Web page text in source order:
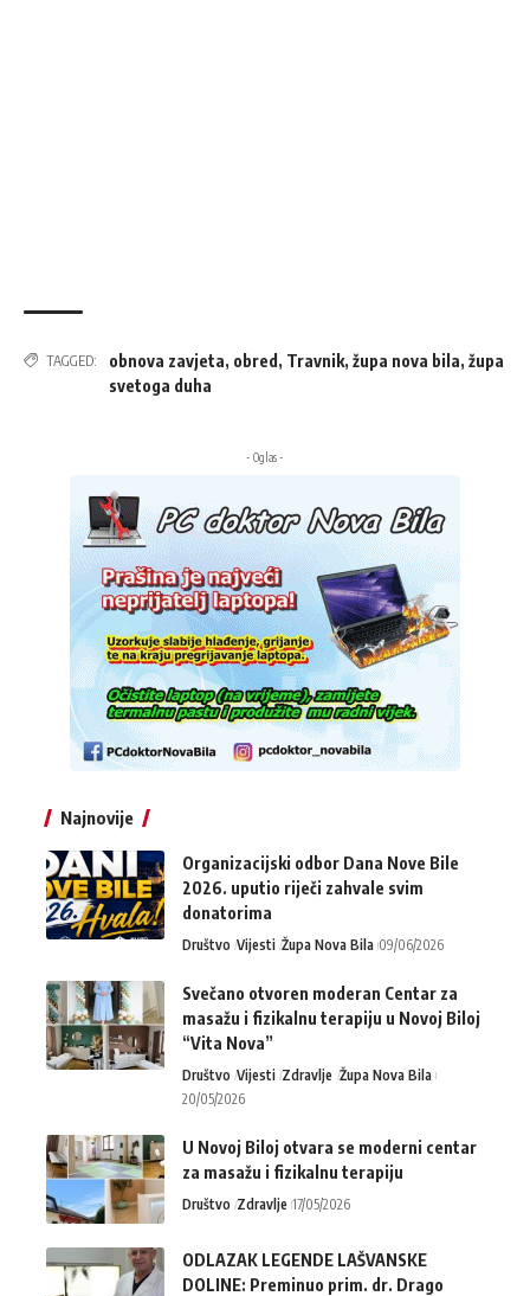
TAGGED: obnova zavjeta, obred , Travnik, župa nova bila, župa
svetoga duha
- Oglas -
Najnovije
Organizacijski odbor Dana Nove Bile
2026. uputio riječi zahvale svim
donatorima
Društvo Vijesti Župa Nova Bila 09/06/2026
Svečano otvoren moderan Centar za
masažu i fizikalnu terapiju u Novoj Biloj
“Vita Nova”
Društvo Vijesti Zdravlje Župa Nova Bila
20/05/2026
U Novoj Biloj otvara se moderni centar
za masažu i fizikalnu terapiju
Društvo Zdravlje 17/05/2026
ODLAZAK LEGENDE LAŠVANSKE
DOLINE: Preminuo prim. dr. Drago